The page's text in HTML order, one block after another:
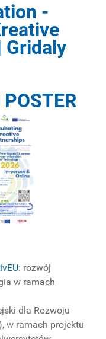
-
Gridaly
: rozwój
w ramach
dla Rozwoju
w ramach projektu